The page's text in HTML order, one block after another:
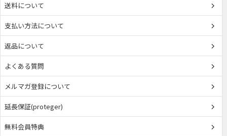
送料について
支払い方法について
返品について
よくある質問
メルマガ登録について
延長保証(proteger)
無料会員特典